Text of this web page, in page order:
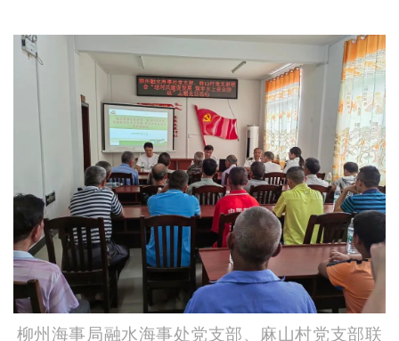
柳州海事局融水海事处党支部、麻山村党支部联